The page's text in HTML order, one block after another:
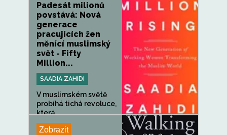
Padesát milionů
povstává: Nová
generace
pracujících žen
měnící muslimský
svět - Fifty
Million...
SAADIA ZAHIDI
V muslimském světě
probíhá tichá revoluce,
která...
Zobrazit